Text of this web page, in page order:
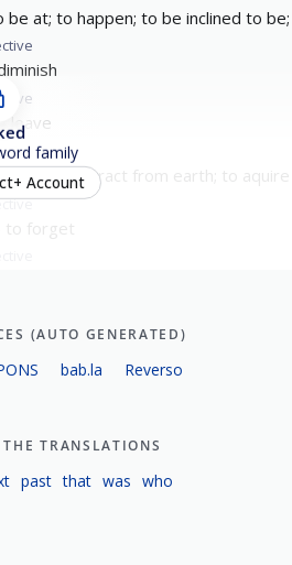
be at; to happen; to be inclined to
leave
to mine/extract from earth; to
family
Account
(AUTO GENERATED)
bab.la Reverso
TRANSLATIONS
past that was who